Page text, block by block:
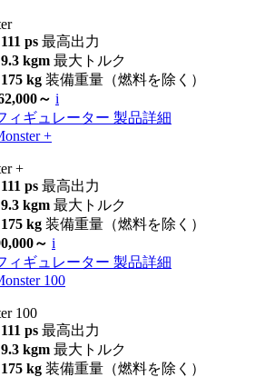
111 ps 最高出力
9.3 kgm 最大トルク
175 kg 装備重量（燃料を除く）
～ i
ィギュレーター 製品詳細
+
+
111 ps 最高出力
9.3 kgm 最大トルク
175 kg 装備重量（燃料を除く）
～ i
ィギュレーター 製品詳細
100
100
111 ps 最高出力
9.3 kgm 最大トルク
175 kg 装備重量（燃料を除く）